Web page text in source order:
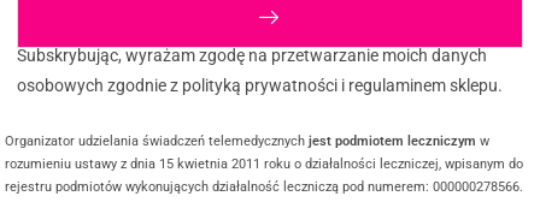
Subskrybując, wyrażam zgodę na przetwarzanie moich danych
osobowych zgodnie z polityką prywatności i regulaminem sklepu.
Organizator udzielania świadczeń telemedycznychjest podmiotem leczniczym w
rozumieniu ustawy z dnia 15 kwietnia 2011 roku o działalności leczniczej, wpisanym do
rejestru podmiotów wykonujących działalność leczniczą pod numerem: 000000278566.